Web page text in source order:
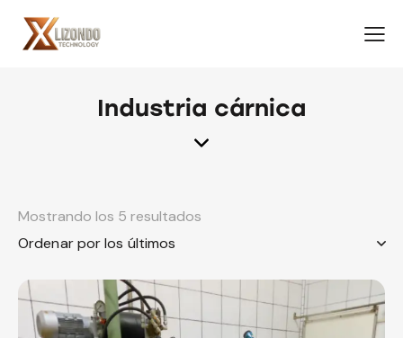
Industria cárnica
Mostrando los 5 resultados